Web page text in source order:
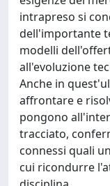
intrapreso si
dell'importante
modelli
all'evoluzione
Anche in
affrontare e
pongono
tracciato,
connessi quali
cui ricondurre